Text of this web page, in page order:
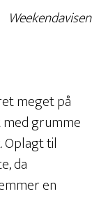
Weekendavisen
meget på
grumme
til
da
en